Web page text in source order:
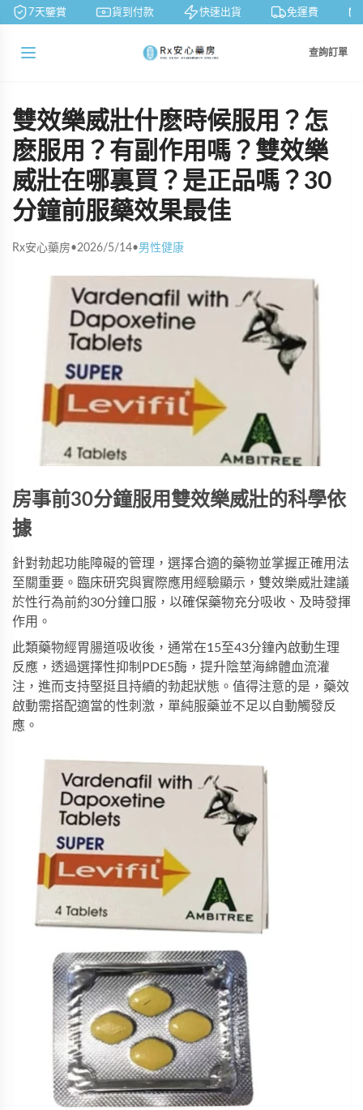
7天鑒賞 貨到付款 快速出貨 免運費
查詢訂單
雙效樂威壯什麽時候服用？怎
麽服用？有副作用嗎？雙效樂
威壯在哪裏買？是正品嗎？30
分鐘前服藥效果最佳
Rx安心藥房•2026/5/14•男性健康
房事前30分鐘服用雙效樂威壯的科學依
據
針對勃起功能障礙的管理，選擇合適的藥物並掌握正確用法
至關重要。臨床研究與實際應用經驗顯示， 雙效樂威壯建議
於性行為前約30分鐘口服，以確保藥物充分吸收、及時發揮
作用。
此類藥物經胃腸道吸收後，通常在15至43分鐘內啟動生理
反應，透過選擇性抑制PDE5酶，提升陰莖海綿體血流灌
注，進而支持堅挺且持續的勃起狀態。值得注意的是，藥效
啟動需搭配適當的性刺激，單純服藥並不足以自動觸發反
應。